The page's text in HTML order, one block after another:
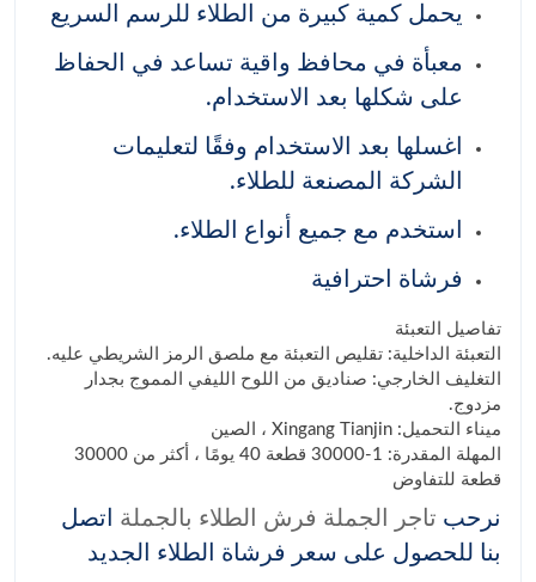
يحمل كمية كبيرة من الطلاء للرسم السريع
معبأة في محافظ واقية تساعد في الحفاظ
على شكلها بعد الاستخدام.
اغسلها بعد الاستخدام وفقًا لتعليمات
الشركة المصنعة للطلاء.
استخدم مع جميع أنواع الطلاء.
فرشاة احترافية
تفاصيل التعبئة
التعبئة الداخلية: تقليص التعبئة مع ملصق الرمز الشريطي عليه.
التغليف الخارجي: صناديق من اللوح الليفي المموج بجدار
مزدوج.
ميناء التحميل: Xingang Tianjin ، الصين
المهلة المقدرة: 1-30000 قطعة 40 يومًا ، أكثر من 30000
قطعة للتفاوض
نرحب تاجر الجملة فرش الطلاء بالجملة اتصل
بنا للحصول على سعر فرشاة الطلاء الجديد